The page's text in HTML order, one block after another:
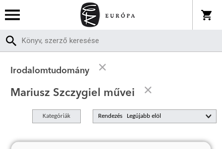
Irodalomtudomány
Mariusz Szczygiel művei
Kategóriák Rendezés